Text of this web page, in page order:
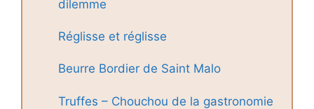
dilemme
Réglisse et réglisse
Beurre Bordier de Saint Malo
Truffes – Chouchou de la gastronomie